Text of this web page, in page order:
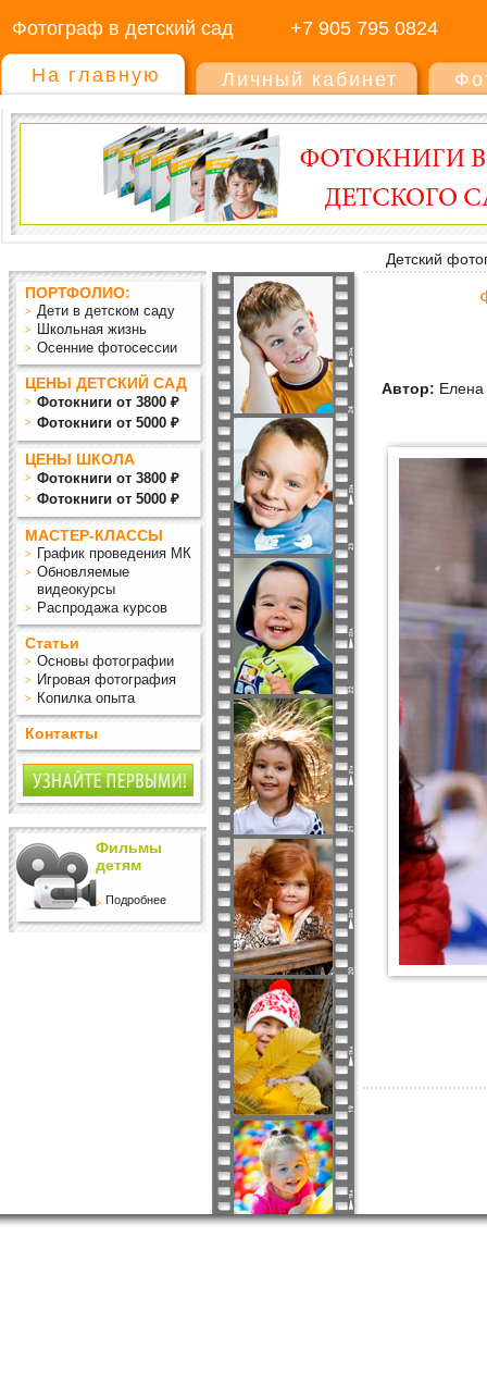
Фотограф в детский сад +7 905 795 0824
На главную Личный кабинет
Детский
ПОРТФОЛИО:
Дети в детском саду
Школьная жизнь
Осенние фотосессии
ЦЕНЫ ДЕТСКИЙ САД
Фотокниги от 3800 ₽
Фотокниги от 5000 ₽
ЦЕНЫ ШКОЛА
Фотокниги от 3800 ₽
Фотокниги от 5000 ₽
МАСТЕР-КЛАССЫ
График проведения МК
Обновляемые
видеокурсы
Распродажа курсов
Статьи
Основы фотографии
Игровая фотография
Копилка опыта
Контакты
Фильмы
детям
Подробнее
Автор: Елена